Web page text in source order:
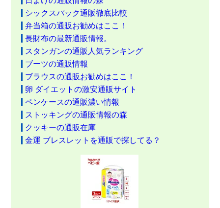
シックスパック通販徹底比較
弁当箱の通販お勧めはここ！
長財布の最新通販情報。
スタンガンの通販人気ランキング
ブーツの通販情報
ブラウスの通販お勧めはここ！
卵 ダイエットの激安通販サイト
ペンケースの通販濃い情報
ストッキングの通販情報の森
クッキーの通販在庫
金運 ブレスレットを通販で探してる？